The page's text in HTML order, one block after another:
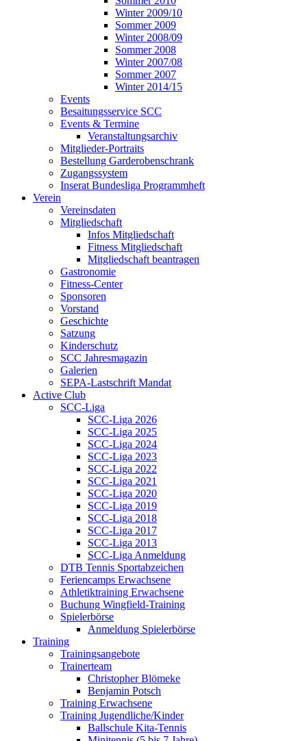
Winter 2009/10
Sommer 2009
Winter 2008/09
Sommer 2008
Winter 2007/08
Sommer 2007
Winter 2014/15
Events
Besaitungsservice SCC
Events & Termine
Veranstaltungsarchiv
Mitglieder-Portraits
Bestellung Garderobenschrank
Zugangssystem
Inserat Bundesliga Programmheft
Verein
Vereinsdaten
Mitgliedschaft
Infos Mitgliedschaft
Fitness Mitgliedschaft
Mitgliedschaft beantragen
Gastronomie
Fitness-Center
Sponsoren
Vorstand
Geschichte
Satzung
Kinderschutz
SCC Jahresmagazin
Galerien
SEPA-Lastschrift Mandat
Active Club
SCC-Liga
SCC-Liga 2026
SCC-Liga 2025
SCC-Liga 2024
SCC-Liga 2023
SCC-Liga 2022
SCC-Liga 2021
SCC-Liga 2020
SCC-Liga 2019
SCC-Liga 2018
SCC-Liga 2017
SCC-Liga 2013
SCC-Liga Anmeldung
DTB Tennis Sportabzeichen
Feriencamps Erwachsene
Athletiktraining Erwachsene
Buchung Wingfield-Training
Spielerbörse
Anmeldung Spielerbörse
Training
Trainingsangebote
Trainerteam
Christopher Blömeke
Benjamin Potsch
Training Erwachsene
Training Jugendliche/Kinder
Ballschule Kita-Tennis